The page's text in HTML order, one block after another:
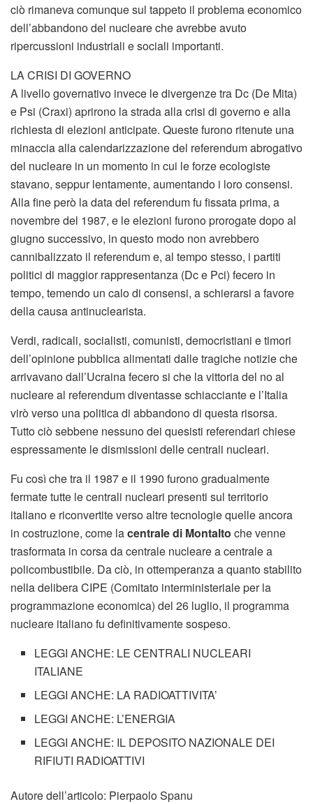
ciò rimaneva comunque sul tappeto il problema economico
dell’abbandono del nucleare che avrebbe avuto
ripercussioni industriali e sociali importanti.
LA CRISI DI GOVERNO
A livello governativo invece le divergenze tra Dc (De Mita)
e Psi (Craxi) aprirono la strada alla crisi di governo e alla
richiesta di elezioni anticipate. Queste furono ritenute una
minaccia alla calendarizzazione del referendum abrogativo
del nucleare in un momento in cui le forze ecologiste
stavano, seppur lentamente, aumentando i loro consensi.
Alla fine però la data del referendum fu fissata prima, a
novembre del 1987, e le elezioni furono prorogate dopo al
giugno successivo, in questo modo non avrebbero
cannibalizzato il referendum e, al tempo stesso, i partiti
politici di maggior rappresentanza (Dc e Pci) fecero in
tempo, temendo un calo di consensi, a schierarsi a favore
della causa antinuclearista.
Verdi, radicali, socialisti, comunisti, democristiani e timori
dell’opinione pubblica alimentati dalle tragiche notizie che
arrivavano dall’Ucraina fecero si che la vittoria del no al
nucleare al referendum diventasse schiacciante e l’Italia
virò verso una politica di abbandono di questa risorsa.
Tutto ciò sebbene nessuno dei quesisti referendari chiese
espressamente le dismissioni delle centrali nucleari.
Fu così che tra il 1987 e il 1990 furono gradualmente
fermate tutte le centrali nucleari presenti sul territorio
italiano e riconvertite verso altre tecnologie quelle ancora
in costruzione, come lacentrale di Montalto che venne
trasformata in corsa da centrale nucleare a centrale a
policombustibile. Da ciò, in ottemperanza a quanto stabilito
nella delibera CIPE (Comitato interministeriale per la
programmazione economica) del 26 luglio, il programma
nucleare italiano fu definitivamente sospeso.
LEGGI ANCHE: LE CENTRALI NUCLEARI
ITALIANE
LEGGI ANCHE: LA RADIOATTIVITA’
LEGGI ANCHE: L’ENERGIA
LEGGI ANCHE: IL DEPOSITO NAZIONALE DEI
RIFIUTI RADIOATTIVI
Autore dell’articolo: Pierpaolo Spanu